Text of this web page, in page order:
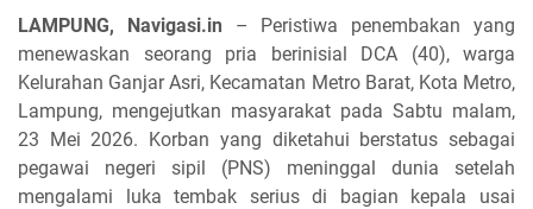
LAMPUNG, Navigasi.in – Peristiwa penembakan yang
menewaskan seorang pria berinisial DCA (40), warga
Kelurahan Ganjar Asri, Kecamatan Metro Barat, Kota Metro,
Lampung, mengejutkan masyarakat pada Sabtu malam,
23 Mei 2026. Korban yang diketahui berstatus sebagai
pegawai negeri sipil (PNS) meninggal dunia setelah
mengalami luka tembak serius di bagian kepala usai